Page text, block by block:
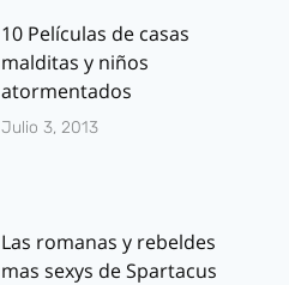
10 Películas de casas
malditas y niños
atormentados
Julio 3, 2013
Las romanas y rebeldes
mas sexys de Spartacus